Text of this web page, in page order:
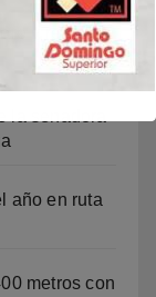
y reafirma
año en ruta
metros con